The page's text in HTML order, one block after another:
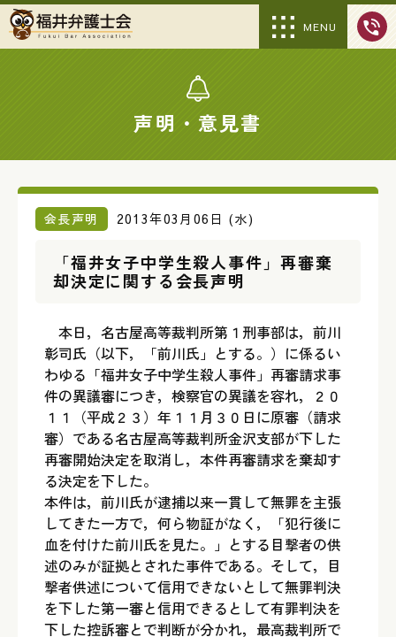
MENU
声明・意見書
会長声明 2013年03月06日 (水)
「福井女子中学生殺人事件」再審棄
却決定に関する会長声明
本日，名古屋高等裁判所第１刑事部は，前川
彰司氏（以下，「前川氏」とする。）に係るい
わゆる「福井女子中学生殺人事件」再審請求事
件の異議審につき，検察官の異議を容れ，２０
１１（平成２３）年１１月３０日に原審（請求
審）である名古屋高等裁判所金沢支部が下した
再審開始決定を取消し，本件再審請求を棄却す
る決定を下した。
本件は，前川氏が逮捕以来一貫して無罪を主張
してきた一方で，何ら物証がなく，「犯行後に
血を付けた前川氏を見た。」とする目撃者の供
述のみが証拠とされた事件である。そして，目
撃者供述について信用できないとして無罪判決
を下した第一審と信用できるとして有罪判決を
下した控訴審とで判断が分かれ，最高裁判所で